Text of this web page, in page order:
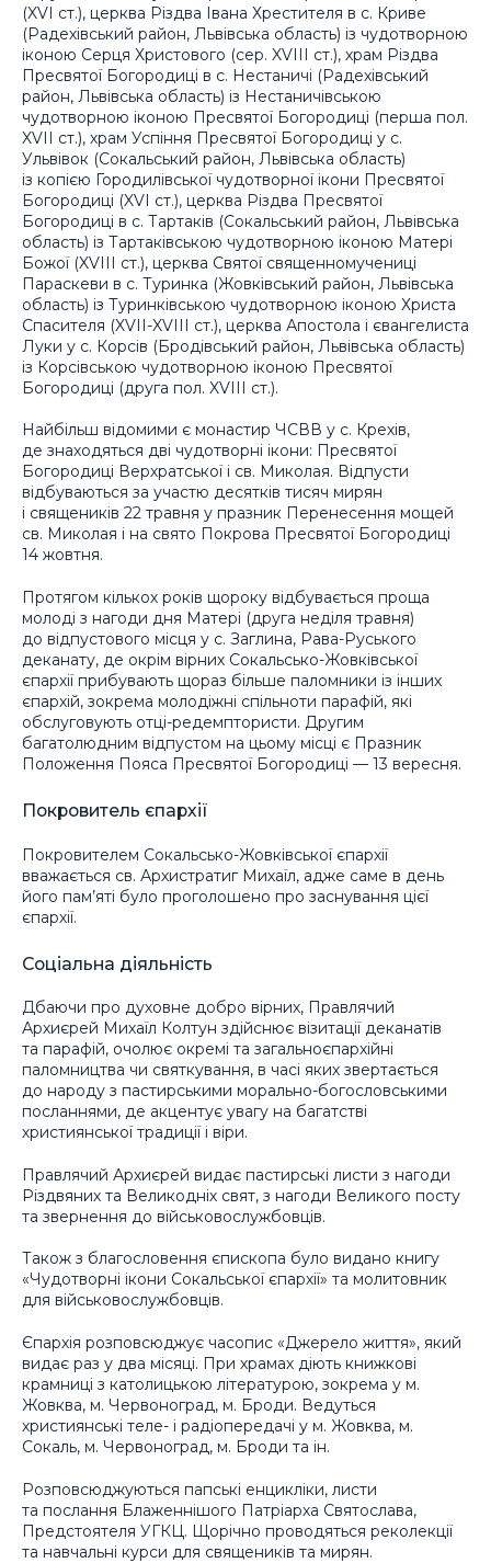
(XVI ст.), церква Різдва Івана Хрестителя в с. Криве
(Радехівський район, Львівська область) із чудотворною
іконою Серця Христового (сер. XVIII ст.), храм Різдва
Пресвятої Богородиці в с. Нестаничі (Радехівський
район, Львівська область) із Нестаничівською
чудотворною іконою Пресвятої Богородиці (перша пол.
XVII ст.), храм Успіння Пресвятої Богородиці у с.
Ульвівок (Сокальський район, Львівська область)
із копією Городилівської чудотворної ікони Пресвятої
Богородиці (XVI ст.), церква Різдва Пресвятої
Богородиці в с. Тартаків (Сокальський район, Львівська
область) із Тартаківською чудотворною іконою Матері
Божої (XVIII ст.), церква Святої священномучениці
Параскеви в с. Туринка (Жовківський район, Львівська
область) із Туринківською чудотворною іконою Христа
Спасителя (XVII-XVIII ст.), церква Апостола і євангелиста
Луки у с. Корсів (Бродівський район, Львівська область)
із Корсівською чудотворною іконою Пресвятої
Богородиці (друга пол. XVIII ст.).
Найбільш відомими є монастир ЧСВВ у с. Крехів,
де знаходяться дві чудотворні ікони: Пресвятої
Богородиці Верхратської і св. Миколая. Відпусти
відбуваються за участю десятків тисяч мирян
і священиків 22 травня у празник Перенесення мощей
св. Миколая і на свято Покрова Пресвятої Богородиці
14 жовтня.
Протягом кількох років щороку відбувається проща
молоді з нагоди дня Матері (друга неділя травня)
до відпустового місця у с. Заглина, Рава-Руського
деканату, де окрім вірних Сокальсько-Жовківської
єпархії прибувають щораз більше паломники із інших
єпархій, зокрема молодіжні спільноти парафій, які
обслуговують отці-редемптористи. Другим
багатолюдним відпустом на цьому місці є Празник
Положення Пояса Пресвятої Богородиці — 13 вересня.
Покровитель єпархії
Покровителем Сокальсько-Жовківської єпархії
вважається св. Архистратиг Михаїл, адже саме в день
його пам’яті було проголошено про заснування цієї
єпархії.
Соціальна діяльність
Дбаючи про духовне добро вірних, Правлячий
Архиєрей Михаїл Колтун здійснює візитації деканатів
та парафій, очолює окремі та загальноєпархійні
паломництва чи святкування, в часі яких звертається
до народу з пастирськими морально-богословськими
посланнями, де акцентує увагу на багатстві
християнської традиції і віри.
Правлячий Архиєрей видає пастирські листи з нагоди
Різдвяних та Великодніх свят, з нагоди Великого посту
та звернення до військовослужбовців.
Також з благословення єпископа було видано книгу
«Чудотворні ікони Сокальської єпархії» та молитовник
для військовослужбовців.
Єпархія розповсюджує часопис «Джерело життя», який
видає раз у два місяці. При храмах діють книжкові
крамниці з католицькою літературою, зокрема у м.
Жовква, м. Червоноград, м. Броди. Ведуться
християнські теле- і радіопередачі у м. Жовква, м.
Сокаль, м. Червоноград, м. Броди та ін.
Розповсюджуються папські енцикліки, листи
та послання Блаженнішого Патріарха Святослава,
Предстоятеля УГКЦ. Щорічно проводяться реколекції
та навчальні курси для священиків та мирян.